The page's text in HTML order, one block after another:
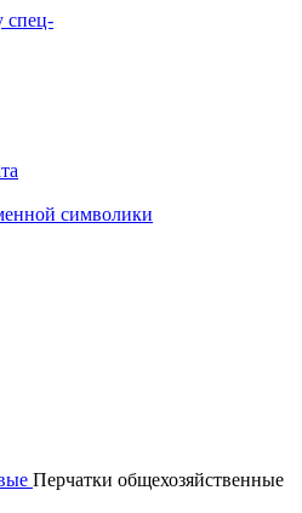
символики
Перчатки общехозяйственные